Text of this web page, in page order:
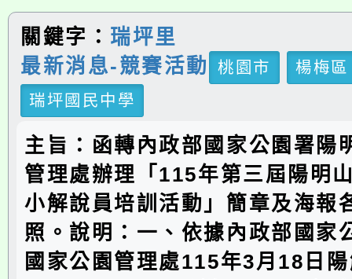
關鍵字： 瑞坪里
最新消息-競賽活動
桃園市
楊梅區
瑞坪國民中學
主旨：函轉內政部國家公園署陽
管理處辦理「115年第三屆陽明
小解說員培訓活動」簡章及海報
照。說明：一、依據內政部國家
國家公園管理處115年3月18日